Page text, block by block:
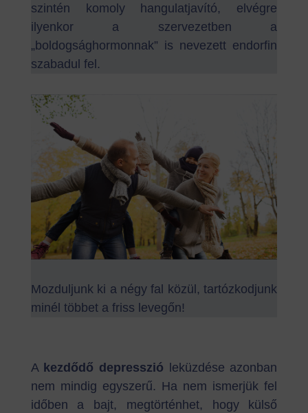
szintén komoly hangulatjavító, elvégre
ilyenkor a szervezetben a
„boldogsághormonnak” is nevezett endorfin
szabadul fel.
Mozduljunk ki a négy fal közül, tartózkodjunk
minél többet a friss levegőn!
A kezdődő depresszió leküzdése azonban
nem mindig egyszerű. Ha nem ismerjük fel
időben a bajt, megtörténhet, hogy külső